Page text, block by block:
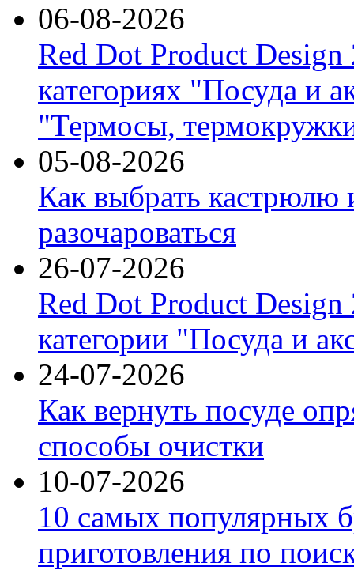
06-08-2026
Red Dot Product Design
категориях "Посуда и
"Термосы,
05-08-2026
Как выбрать кастрюлю
разочароваться
26-07-2026
Red Dot Product Design
категории "Посуда и
24-07-2026
Как вернуть посуде
способы очистки
10-07-2026
10 самых популярных
приготовления по